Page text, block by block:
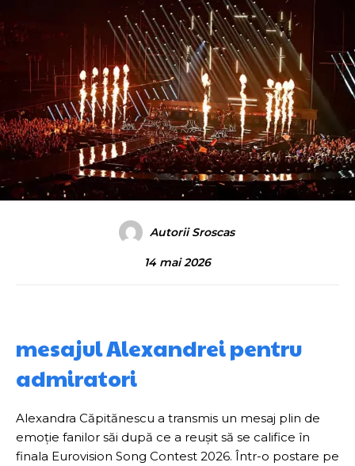
Autorii Sroscas
14 mai 2026
mesajul Alexandrei pentru
admiratori
Alexandra Căpitănescu a transmis un mesaj plin de
emoție fanilor săi după ce a reușit să se califice în
finala Eurovision Song Contest 2026. Într-o postare pe